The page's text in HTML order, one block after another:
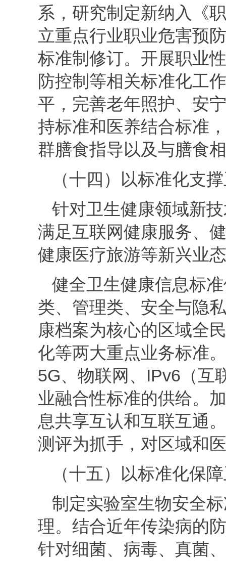
系，研究制定新纳入《
立重点行业职业危害预
标准制修订。开展职业
防控制等相关标准化工
平，完善老年照护、安
持标准和医养结合标准
群膳食指导以及与膳食
（十四）以标准化支
针对卫生健康领域新
满足互联网健康服务、
健康医疗旅游等新兴业
健全卫生健康信息标
类、管理类、安全与隐
康档案为核心的区域全
化等两大重点业务标准
5G、物联网、IPv6（互
业融合性标准的供给。
息共享互认和互联互通
测评为抓手，对区域和
（十五）以标准化保
制定实验室生物安全
理。结合近年传染病的
针对细菌、病毒、真菌